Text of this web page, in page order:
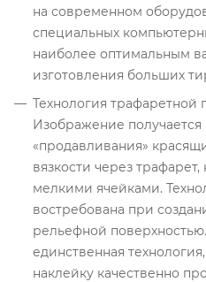
на современном
специальных
наиболее оптимальным
изготовления больших
Технология трафаретной
Изображение получается
«продавливания»
вязкости через
мелкими ячейками.
востребована при
рельефной
единственная
наклейку качественно